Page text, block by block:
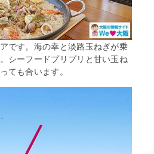
です。海の幸と淡路玉ねぎが乗
シーフードプリプリと甘い玉ね
ても合います。